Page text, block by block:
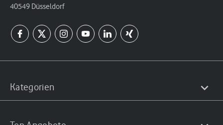
40549 Düsseldorf
Kategorien